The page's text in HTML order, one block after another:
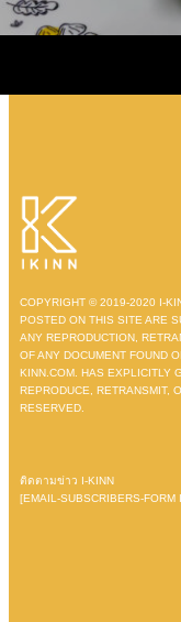
COPYRIGHT © 2019-2020 I-
POSTED ON THIS SITE ARE
ANY REPRODUCTION,
OF ANY DOCUMENT FOUND
KINN.COM. HAS EXPLICITLY
REPRODUCE, RETRANSMIT,
RESERVED.
ติดตามข่าว I-KINN
[EMAIL-SUBSCRIBERS-FORM